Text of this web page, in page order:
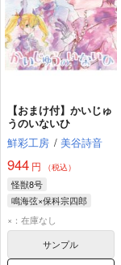
【おまけ付】かいじゅ
うのいないひ
鮮彩工房 / 美谷詩音
944円 （税込）
怪獣8号
鳴海弦×保科宗四郎
鳴海弦
保科宗四郎
×：在庫なし
サンプル